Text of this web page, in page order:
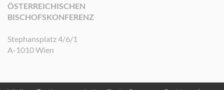
ÖSTERREICHISCHEN
BISCHOFSKONFERENZ
Stephansplatz 4/6/1
A-1010 Wien